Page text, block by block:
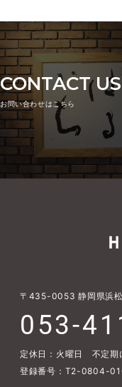
CONTACT US
お問い合わせはこちら
〒435-0053 静岡県浜
053-
定休日：火曜日 不定期
登録番号：T2-0804-